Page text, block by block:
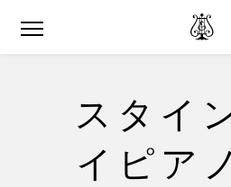
スタイ
イピア